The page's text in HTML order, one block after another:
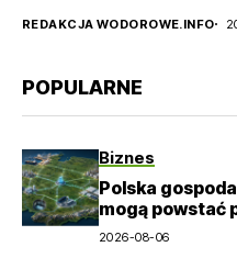
REDAKCJA WODOROWE.INFO
POPULARNE
Biznes
Polska
mogą powstać
2026-08-06